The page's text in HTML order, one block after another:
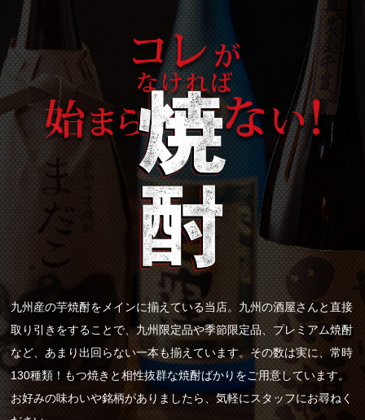
薩摩揚げ盛合せ
（じゃこ天・ニラ天・紅しょうが天）
990円
炭火で炙ることで、香ばしさがプラス。程よく付いた焦げ目
が、食欲をそそります。しっかりと味が付いていますので、お
酒のおつまみとしても優秀です。
九州産の芋焼酎をメインに揃えている当店。九州の酒屋さんと直接
取り引きをすることで、九州限定品や季節限定品、プレミアム焼酎
など、あまり出回らない一本も揃えています。その数は実に、常時
130種類！もつ焼きと相性抜群な焼酎ばかりをご用意しています。
お好みの味わいや銘柄がありましたら、気軽にスタッフにお尋ねく